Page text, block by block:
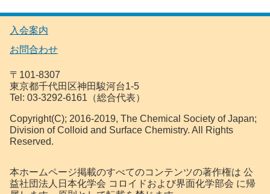
入会案内
お問合わせ
〒101-8307
東京都千代田区神田駿河台1-5
Tel: 03-3292-6161（総合代表）
Copyright(C); 2016-2019, The Chemical Society of Japan;
Division of Colloid and Surface Chemistry. All Rights
Reserved.
本ホームページ掲載のすべてのコンテンツの著作権は 公
益社団法人日本化学会 コロイドおよび界面化学部会 に帰